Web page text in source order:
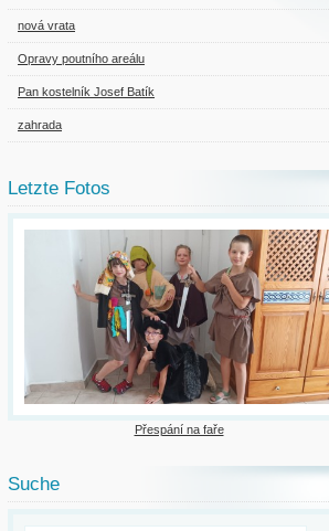
nová vrata
Opravy poutního areálu
Pan kostelník Josef Batík
zahrada
Letzte Fotos
Přespání na faře
Suche